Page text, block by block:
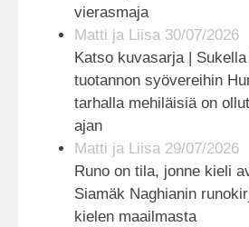
vierasmaja
Matti ja Liisa 30/07/2026
Katso kuvasarja |
tuotannon syövereihin
tarhalla mehiläisiä on
ajan
Matti ja Liisa 29/07/2026
Runo on tila, jonne kieli
Siamäk Naghianin
kielen maailmasta